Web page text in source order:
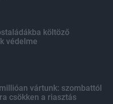
költöző
védelme
vártunk: szombattól
csökken a riasztás